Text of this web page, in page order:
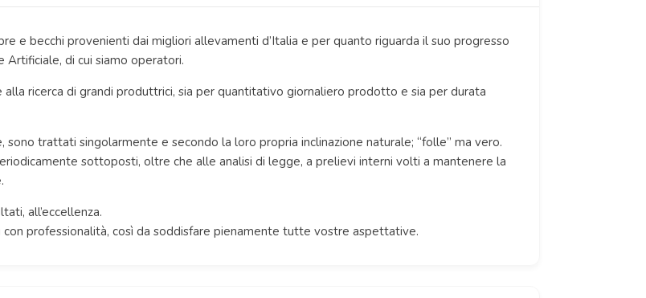
e becchi provenienti dai migliori allevamenti d’Italia e per quanto riguarda il suo progresso
Artificiale, di cui siamo operatori.
ricerca di grandi produttrici, sia per quantitativo giornaliero prodotto e sia per durata
trattati singolarmente e secondo la loro propria inclinazione naturale; “folle” ma vero.
sottoposti, oltre che alle analisi di legge, a prelievi interni volti a mantenere la
all’eccellenza.
professionalità, così da soddisfare pienamente tutte vostre aspettative.